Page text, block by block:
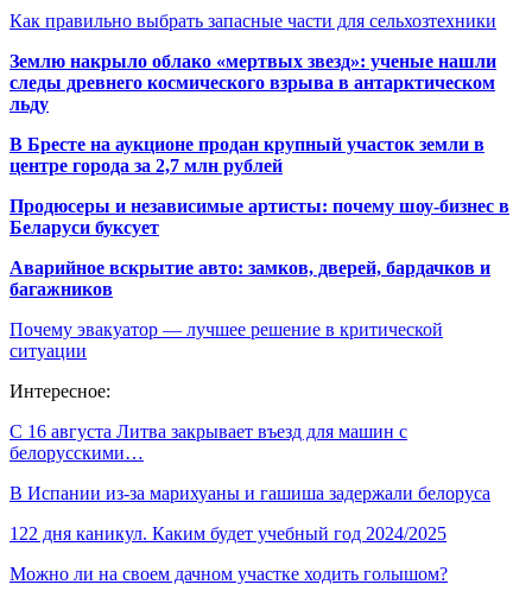
Как правильно выбрать запасные части для сельхозтехники
Землю накрыло облако «мертвых звезд»: ученые нашли
следы древнего космического взрыва в антарктическом
льду
В Бресте на аукционе продан крупный участок земли в
центре города за 2,7 млн рублей
Продюсеры и независимые артисты: почему шоу-бизнес в
Беларуси буксует
Аварийное вскрытие авто: замков, дверей, бардачков и
багажников
Почему эвакуатор — лучшее решение в критической
ситуации
Интересное:
С 16 августа Литва закрывает въезд для машин с
белорусскими…
В Испании из-за марихуаны и гашиша задержали белоруса
122 дня каникул. Каким будет учебный год 2024/2025
Можно ли на своем дачном участке ходить голышом?